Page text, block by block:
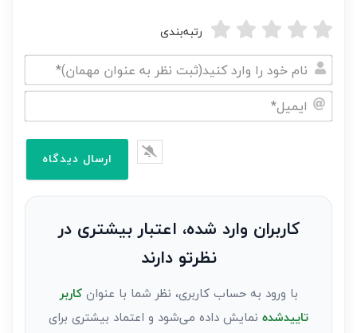
رتبه‌بندی
نام
خود
نظر
کاربران وارد شده، اعتبار بیشتری در
نظرتو دارند
با ورود به حساب کاربری، نظر شما با عنوانکاربر
تاییدشده نمایش داده می‌شود و اعتماد بیشتری برای